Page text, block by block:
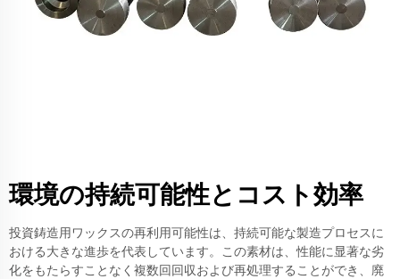
環境の持続可能性とコスト効率
投資鋳造用ワックスの再利用可能性は、持続可能な製造プロセスに
おける大きな進歩を代表しています。この素材は、性能に显著な劣
化をもたらすことなく複数回回収および再処理することができ、廃